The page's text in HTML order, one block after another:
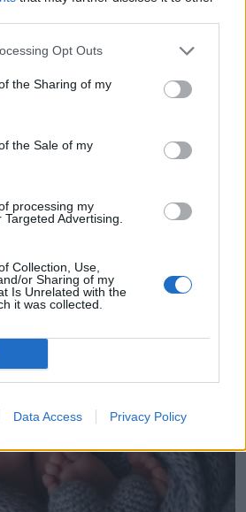
Opt Outs
the Sharing of my
the Sale of my
processing my
Advertising.
Collection, Use,
or Sharing of my
Is Unrelated with the
it was collected.
Data Access Privacy Policy
mājdzemdību ierobežošanā; ko